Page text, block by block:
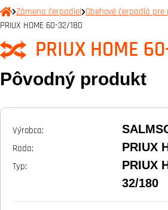
Zámena čerpadiel Obehové čerpadlá pre
PRIUX HOME 60-32/180
PRIUX HOME
Pôvodný produkt
Výrobca:
Rada: PRIUX
Typ:
PRIUX
32/180